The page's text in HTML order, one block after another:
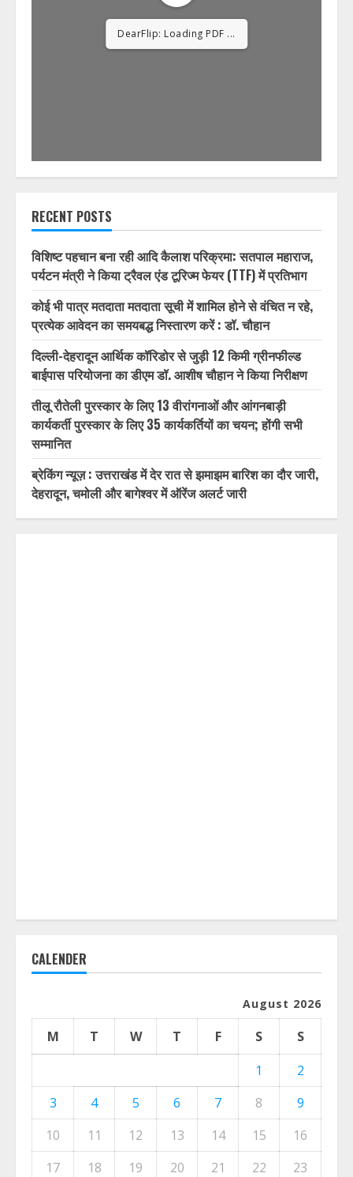
DearFlip: Loading PDF
23% ...
RECENT POSTS
विशिष्ट पहचान बना रही आदि कैलाश परिक्रमा: सतपाल महाराज,
पर्यटन मंत्री ने किया ट्रैवल एंड टूरिज्म फेयर (TTF) में प्रतिभाग
कोई भी पात्र मतदाता मतदाता सूची में शामिल होने से वंचित न रहे,
प्रत्येक आवेदन का समयबद्ध निस्तारण करें : डॉ. चौहान
दिल्ली-देहरादून आर्थिक कॉरिडोर से जुड़ी 12 किमी ग्रीनफील्ड
बाईपास परियोजना का डीएम डॉ. आशीष चौहान ने किया निरीक्षण
तीलू रौतेली पुरस्कार के लिए 13 वीरांगनाओं और आंगनबाड़ी
कार्यकर्ती पुरस्कार के लिए 35 कार्यकर्तियों का चयन; होंगी सभी
सम्मानित
ब्रेकिंग न्यूज़ : उत्तराखंड में देर रात से झमाझम बारिश का दौर जारी,
देहरादून, चमोली और बागेश्वर में ऑरेंज अलर्ट जारी
CALENDER
August 2026
M T W T F S
S
1
2
3
4 5 6 7 8
9
10
11 12 13 14 15
16
17
18 19 20 21 22 23